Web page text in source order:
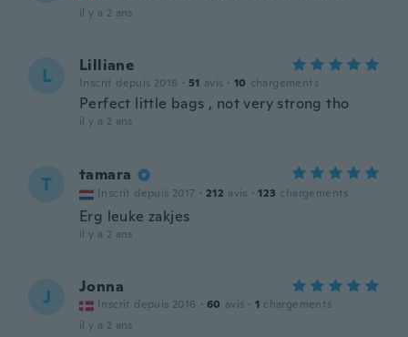
il y a 2 ans
L Lilliane
Inscrit depuis 2016 · 51 avis · 10 chargements
Perfect little bags , not very strong tho
il y a 2 ans
T tamara
Inscrit depuis 2017 · 212 avis · 123 chargements
Erg leuke zakjes
il y a 2 ans
J Jonna
Inscrit depuis 2016 · 60 avis · 1 chargements
il y a 2 ans